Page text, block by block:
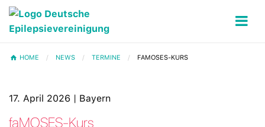
HOME NEWS TERMINE FAMOSES-KURS
17. April 2026 | Bayern
faMOSES-Kurs